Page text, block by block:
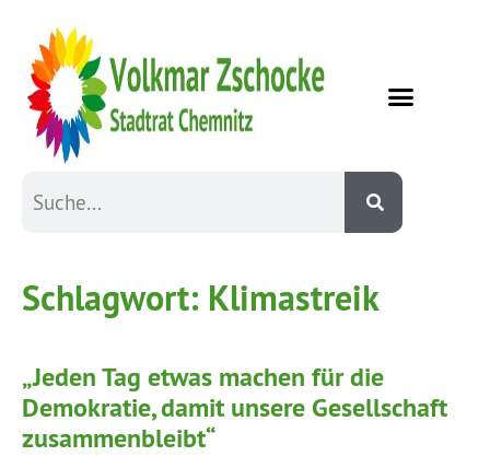
Schlagwort: Klimastreik
„Jeden Tag etwas machen für die
Demokratie, damit unsere Gesellschaft
zusammenbleibt“